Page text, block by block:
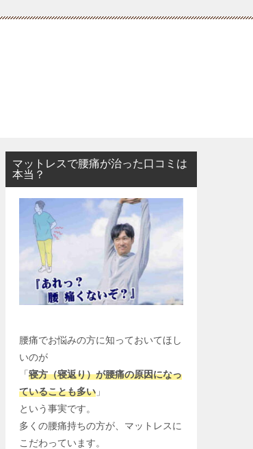
マットレスで腰痛が治った口コミは
本当？
腰痛でお悩みの方に知っておいてほし
いのが
「寝方（寝返り）が腰痛の原因になっ
ていることも多い 」
という事実です。
多くの腰痛持ちの方が、マットレスに
こだわっています。